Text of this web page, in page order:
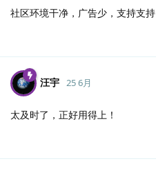
社区环境干净，广告少，支持支持
汪宇 25 6月
太及时了，正好用得上！